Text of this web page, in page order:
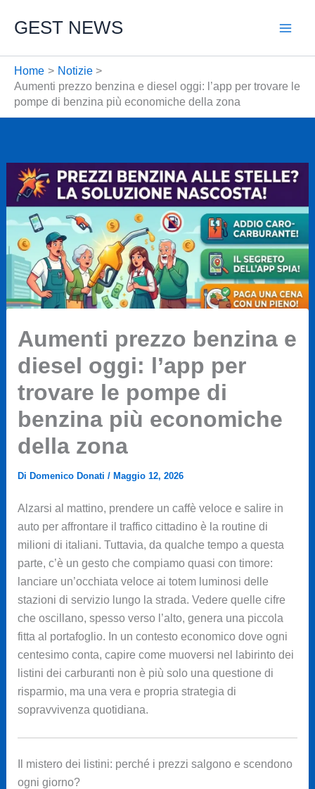
GEST NEWS
Home
Notizie
Aumenti prezzo benzina e diesel oggi: l’app per trovare le
pompe di benzina più economiche della zona
Aumenti prezzo benzina e
diesel oggi: l’app per
trovare le pompe di
benzina più economiche
della zona
Di Domenico Donati / Maggio 12, 2026
Alzarsi al mattino, prendere un caffè veloce e salire in
auto per affrontare il traffico cittadino è la routine di
milioni di italiani. Tuttavia, da qualche tempo a questa
parte, c’è un gesto che compiamo quasi con timore:
lanciare un’occhiata veloce ai totem luminosi delle
stazioni di servizio lungo la strada. Vedere quelle cifre
che oscillano, spesso verso l’alto, genera una piccola
fitta al portafoglio. In un contesto economico dove ogni
centesimo conta, capire come muoversi nel labirinto dei
listini dei carburanti non è più solo una questione di
risparmio, ma una vera e propria strategia di
sopravvivenza quotidiana.
Il mistero dei listini: perché i prezzi salgono e scendono
ogni giorno?